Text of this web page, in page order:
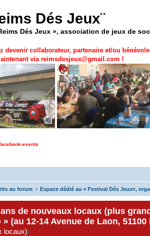
Dés Jeux¨
Dés Jeux », association de jeux de
devenir collaborateur, partenaire et/ou
viareimsdesjeux@gmail.com !
events
au forum Espace dédié au « Festival Dés Jeux»,
de nouveaux locaux (plus
(au 12-14 Avenue de Laon, 51100
locaux))